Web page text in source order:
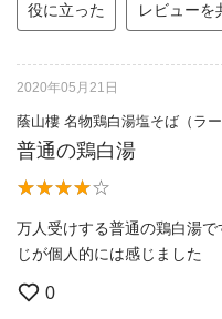
役に立った レビューを
2020年05月21日
蔭山樓 名物鶏白湯塩そば（ラー
普通の鶏白湯
万人受けする普通の鶏白湯
じが個人的には感じました
0